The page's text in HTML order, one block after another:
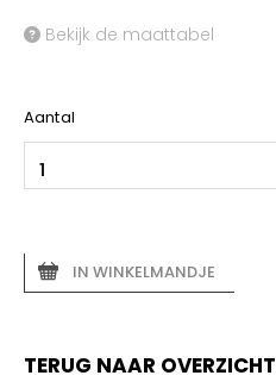
Bekijk de maattabel
Aantal
IN WINKELMANDJE
TERUG NAAR OVERZICHT